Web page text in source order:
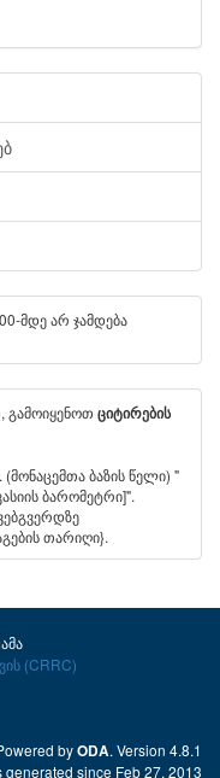
მდე არ ჯამდება
გამოიყენოთ ციტირების
ბაზის წელი) "
ბარომეტრი]".
თარიღი}.
(CRRC)
byODA. Version 4.8.1
generated since Feb 27, 2013